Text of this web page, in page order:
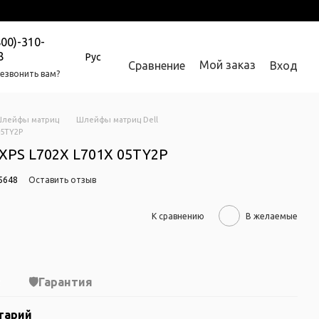
310-
вам?
Рус
Сравнение Мой заказ Вход
матриц
Шлейфы матриц Dell
L702X L701X 05TY2P
Оставить отзыв
К сравнению В желаемые
Гарантия